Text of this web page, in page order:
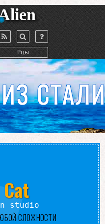
Рцы
studio
СЛОЖНОСТИ